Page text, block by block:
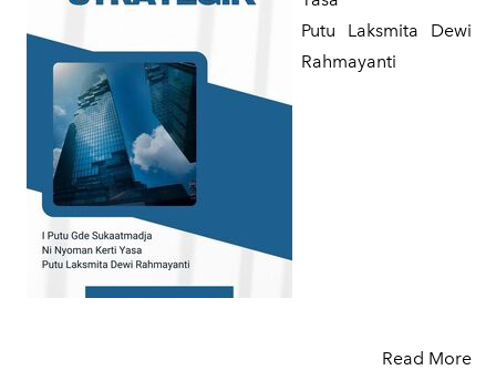
Putu Laksmita Dewi
Rahmayanti
Read More